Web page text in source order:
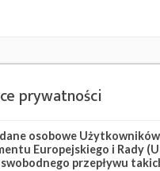
prywatności
osobowe
Europejskiego i Rady
przepływu